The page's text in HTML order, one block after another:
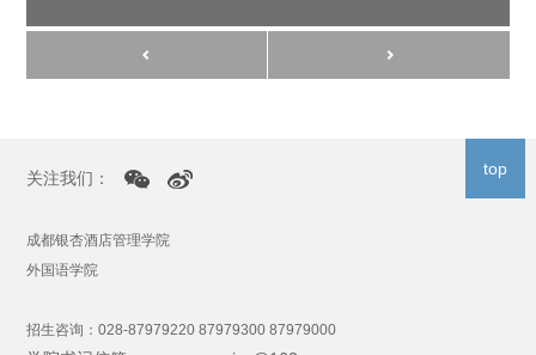
top
关注我们：
成都银杏酒店管理学院
外国语学院
招生咨询：028-87979220 87979300 87979000